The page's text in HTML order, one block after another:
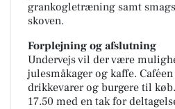
grankogletræning samt
skoven.
Forplejning og afslutning
Undervejs vil der være
julesmåkager og kaffe.
drikkevarer og burgere til
17.50 med en tak for